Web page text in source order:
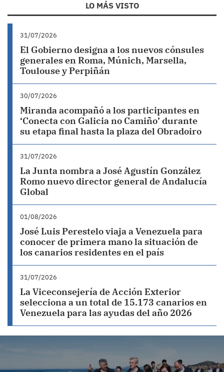
LO MÁS VISTO
31/07/2026
El Gobierno designa a los nuevos cónsules
generales en Roma, Múnich, Marsella,
Toulouse y Perpiñán
30/07/2026
Miranda acompañó a los participantes en
‘Conecta con Galicia no Camiño’ durante
su etapa final hasta la plaza del Obradoiro
31/07/2026
La Junta nombra a José Agustín González
Romo nuevo director general de Andalucía
Global
01/08/2026
José Luis Perestelo viaja a Venezuela para
conocer de primera mano la situación de
los canarios residentes en el país
31/07/2026
La Viceconsejería de Acción Exterior
selecciona a un total de 15.173 canarios en
Venezuela para las ayudas del año 2026